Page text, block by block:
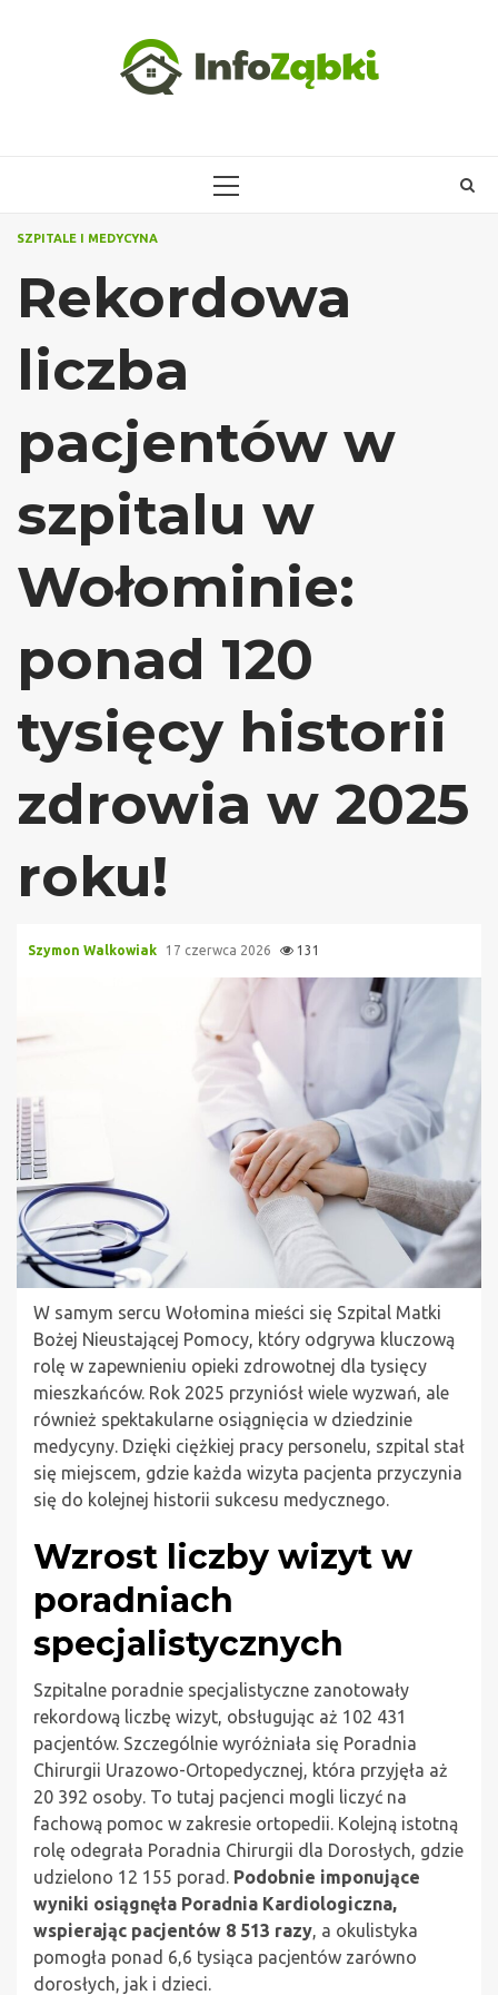
PRIMARY
SZPITALE I MEDYCYNA
Rekordowa
liczba
pacjentów w
szpitalu w
Wołominie:
ponad 120
tysięcy historii
zdrowia w 2025
roku!
Szymon Walkowiak 17 czerwca 2026 131
W samym sercu Wołomina mieści się Szpital Matki
Bożej Nieustającej Pomocy, który odgrywa kluczową
rolę w zapewnieniu opieki zdrowotnej dla tysięcy
mieszkańców. Rok 2025 przyniósł wiele wyzwań, ale
również spektakularne osiągnięcia w dziedzinie
medycyny. Dzięki ciężkiej pracy personelu, szpital stał
się miejscem, gdzie każda wizyta pacjenta przyczynia
się do kolejnej historii sukcesu medycznego.
Wzrost liczby wizyt w
poradniach
specjalistycznych
Szpitalne poradnie specjalistyczne zanotowały
rekordową liczbę wizyt, obsługując aż 102 431
pacjentów. Szczególnie wyróżniała się Poradnia
Chirurgii Urazowo-Ortopedycznej, która przyjęła aż
20 392 osoby. To tutaj pacjenci mogli liczyć na
fachową pomoc w zakresie ortopedii. Kolejną istotną
rolę odegrała Poradnia Chirurgii dla Dorosłych, gdzie
udzielono 12 155 porad. Podobnie imponujące
wyniki osiągnęła Poradnia Kardiologiczna,
wspierając pacjentów 8 513 razy, a okulistyka
pomogła ponad 6,6 tysiąca pacjentów zarówno
dorosłych, jak i dzieci.